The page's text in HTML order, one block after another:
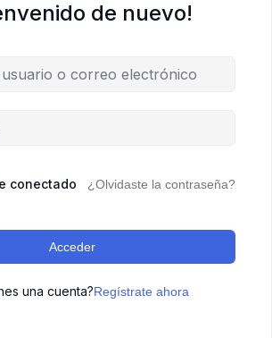
de nuevo!
conectado ¿Olvidaste la contraseña?
Acceder
una cuenta?Regístrate ahora